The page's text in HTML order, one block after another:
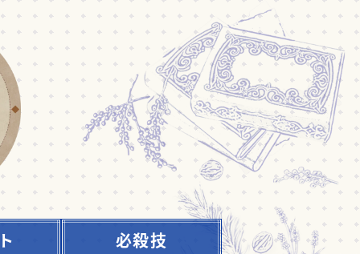
必殺技